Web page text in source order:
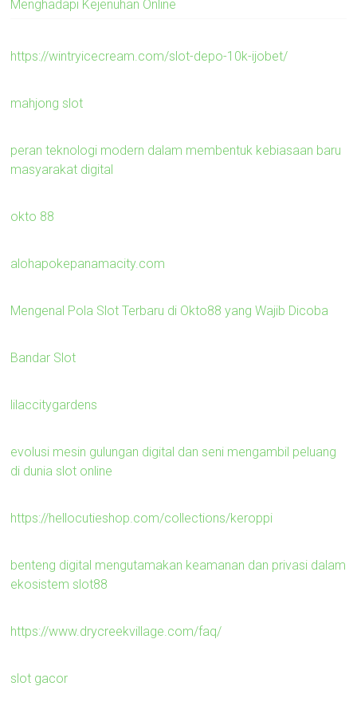
Menghadapi Kejenuhan Online
https://wintryicecream.com/slot-depo-10k-ijobet/
mahjong slot
peran teknologi modern dalam membentuk kebiasaan baru
masyarakat digital
okto 88
alohapokepanamacity.com
Mengenal Pola Slot Terbaru di Okto88 yang Wajib Dicoba
Bandar Slot
lilaccitygardens
evolusi mesin gulungan digital dan seni mengambil peluang
di dunia slot online
https://hellocutieshop.com/collections/keroppi
benteng digital mengutamakan keamanan dan privasi dalam
ekosistem slot88
https://www.drycreekvillage.com/faq/
slot gacor